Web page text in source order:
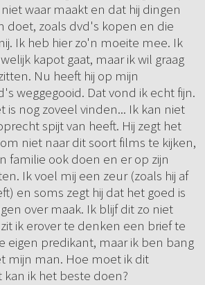
waar maakt en dat hij dingen
doet, zoals dvd's kopen en die
Ik heb hier zo'n moeite mee. Ik
kapot gaat, maar ik wil graag
Nu heeft hij op mijn
weggegooid. Dat vond ik echt fijn.
is nog zoveel vinden... Ik kan niet
spijt van heeft. Hij zegt het
niet naar dit soort films te kijken,
familie ook doen en er op zijn
Ik voel mij een zeur (zoals hij af
en soms zegt hij dat het goed is
over maak. Ik blijf dit zo niet
ik erover te denken een brief te
eigen predikant, maar ik ben bang
mijn man. Hoe moet ik dit
ik het beste doen?